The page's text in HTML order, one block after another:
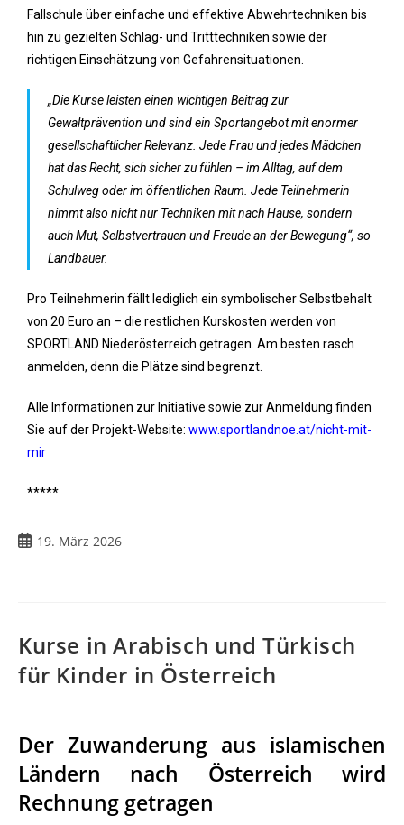
Fallschule über einfache und effektive Abwehrtechniken bis
hin zu gezielten Schlag- und Tritttechniken sowie der
richtigen Einschätzung von Gefahrensituationen.
„Die Kurse leisten einen wichtigen Beitrag zur
Gewaltprävention und sind ein Sportangebot mit enormer
gesellschaftlicher Relevanz. Jede Frau und jedes Mädchen
hat das Recht, sich sicher zu fühlen – im Alltag, auf dem
Schulweg oder im öffentlichen Raum. Jede Teilnehmerin
nimmt also nicht nur Techniken mit nach Hause, sondern
auch Mut, Selbstvertrauen und Freude an der Bewegung“, so
Landbauer.
Pro Teilnehmerin fällt lediglich ein symbolischer Selbstbehalt
von 20 Euro an – die restlichen Kurskosten werden von
SPORTLAND Niederösterreich getragen. Am besten rasch
anmelden, denn die Plätze sind begrenzt.
Alle Informationen zur Initiative sowie zur Anmeldung finden
Sie auf der Projekt-Website: www.sportlandnoe.at/nicht-mit-
mir
*****
19. März 2026
Kurse in Arabisch und Türkisch
für Kinder in Österreich
Der Zuwanderung aus islamischen
Ländern nach Österreich wird
Rechnung getragen